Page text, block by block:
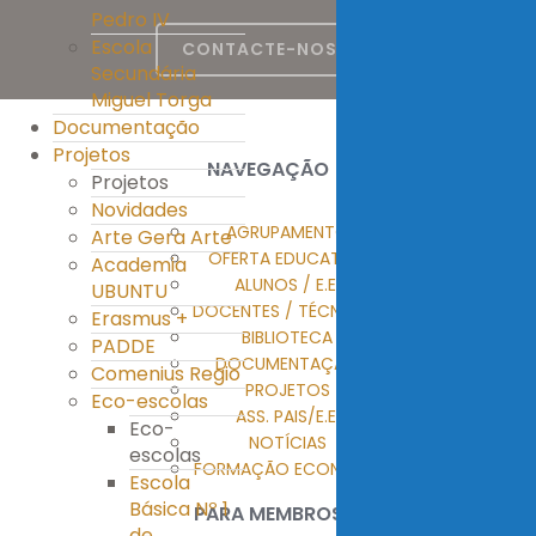
Pedro IV
Escola
Secundária
Miguel Torga
Documentação
Projetos
Projetos
Novidades
Arte Gera Arte
Academia
UBUNTU
Erasmus +
PADDE
Comenius Regio
Eco-escolas
Eco-
escolas
Escola
Básica Nº 1
CONTACTE-NOS
NAVEGAÇÃO
AGRUPAMENTO
OFERTA EDUCATIVA
ALUNOS / E.E.
DOCENTES / TÉCNICOS
BIBLIOTECA
DOCUMENTAÇÃO
PROJETOS
ASS. PAIS/E.E.
NOTÍCIAS
FORMAÇÃO ECONTENT
PARA MEMBROS